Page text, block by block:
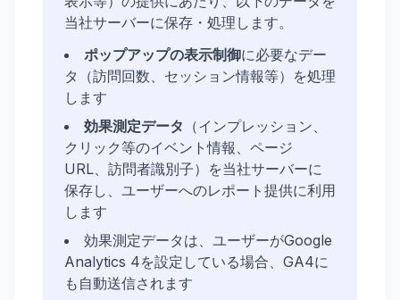
当社サーバーに保存・処理します。
ポップアップの表示制御に必要なデー
タ（訪問回数、セッション情報等）を処理
します
効果測定データ （インプレッション、
クリック等のイベント情報、ページ
URL、訪問者識別子）を当社サーバーに
保存し、ユーザーへのレポート提供に利用
します
効果測定データは、ユーザーがGoogle
Analytics 4を設定している場合、GA4に
も自動送信されます